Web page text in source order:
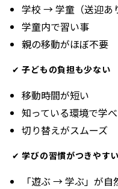
学校 → 学童（送迎あ
学童内で習い事
親の移動がほぼ不要
✔子どもの負担も少ない
移動時間が短い
知っている環境で学
切り替えがスムーズ
✔学びの習慣がつきやすい
「遊ぶ → 学ぶ」が自